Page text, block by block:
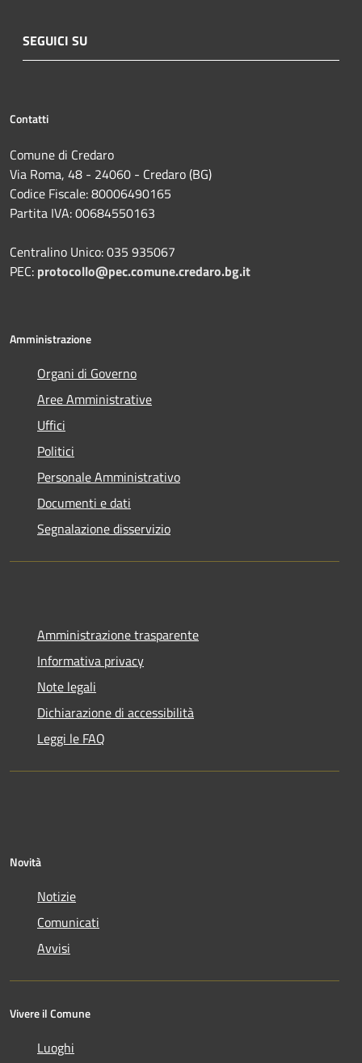
SEGUICI SU
Contatti
Comune di Credaro
Via Roma, 48 - 24060 - Credaro (BG)
Codice Fiscale: 80006490165
Partita IVA: 00684550163
Centralino Unico: 035 935067
PEC: protocollo@pec.comune.credaro.bg.it
Amministrazione
Organi di Governo
Aree Amministrative
Uffici
Politici
Personale Amministrativo
Documenti e dati
Segnalazione disservizio
Amministrazione trasparente
Informativa privacy
Note legali
Dichiarazione di accessibilità
Leggi le FAQ
Novità
Notizie
Comunicati
Avvisi
Vivere il Comune
Luoghi